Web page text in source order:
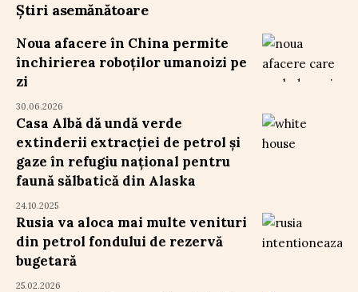
Știri asemănătoare
Noua afacere în China permite
închirierea roboților umanoizi pe
zi
30.06.2026
Casa Albă dă undă verde
extinderii extracției de petrol și
gaze în refugiu național pentru
faună sălbatică din Alaska
24.10.2025
Rusia va aloca mai multe venituri
din petrol fondului de rezervă
bugetară
25.02.2026